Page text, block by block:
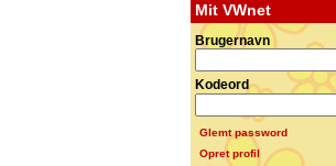
Mit VWnet
Brugernavn
Kodeord
Glemt password
Opret profil